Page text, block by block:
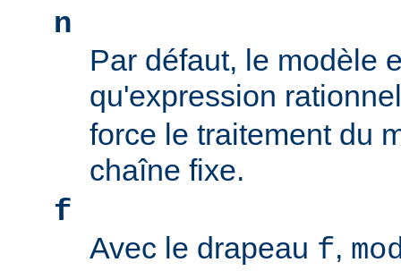
n
Par défaut, le modèle
qu'expression
force le traitement du
chaîne fixe.
f
Avec le drapeau f,